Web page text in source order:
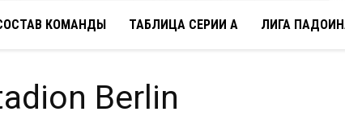
КОМАНДЫ ТАБЛИЦА СЕРИИ А ЛИГА
Berlin